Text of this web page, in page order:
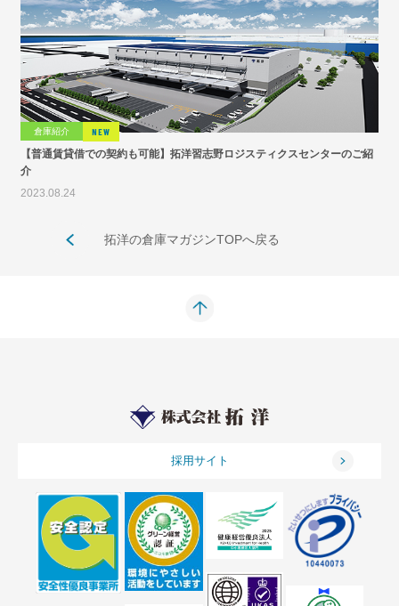
倉庫紹介 NEW
【普通賃貸借での契約も可能】拓洋習志野ロジスティクスセンターのご紹
介
2023.08.24
拓洋の倉庫マガジンTOPへ戻る
採用サイト